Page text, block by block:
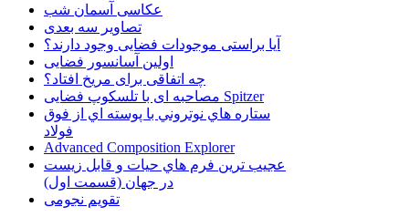
عکاسی آسمان شب
تصاویر سه بعدی
آیا براستی موجودات فضایی وجود دارند؟
اولین آسانسور فضایی
چه اتفاقی برای مریخ افتاد؟
مصاحبه ای با تلسکوپ فضایی Spitzer
ستاره هاي نوتروني با پوسته اي از فوق
فولاد
Advanced Composition Explorer
عجیب ترین فرم هاي حيات و قابل زيست
در جهان (قسمت اول)
تقویم نجومی